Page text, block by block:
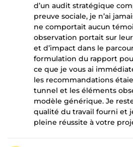
d’un audit stratégique
preuve sociale, je n’ai
ne comportait aucun
observation portait sur
et d’impact dans le
formulation du rapport
ce que je vous ai
les recommandations
tunnel et les éléments
modèle générique. Je
qualité du travail fourni et
pleine réussite à votre